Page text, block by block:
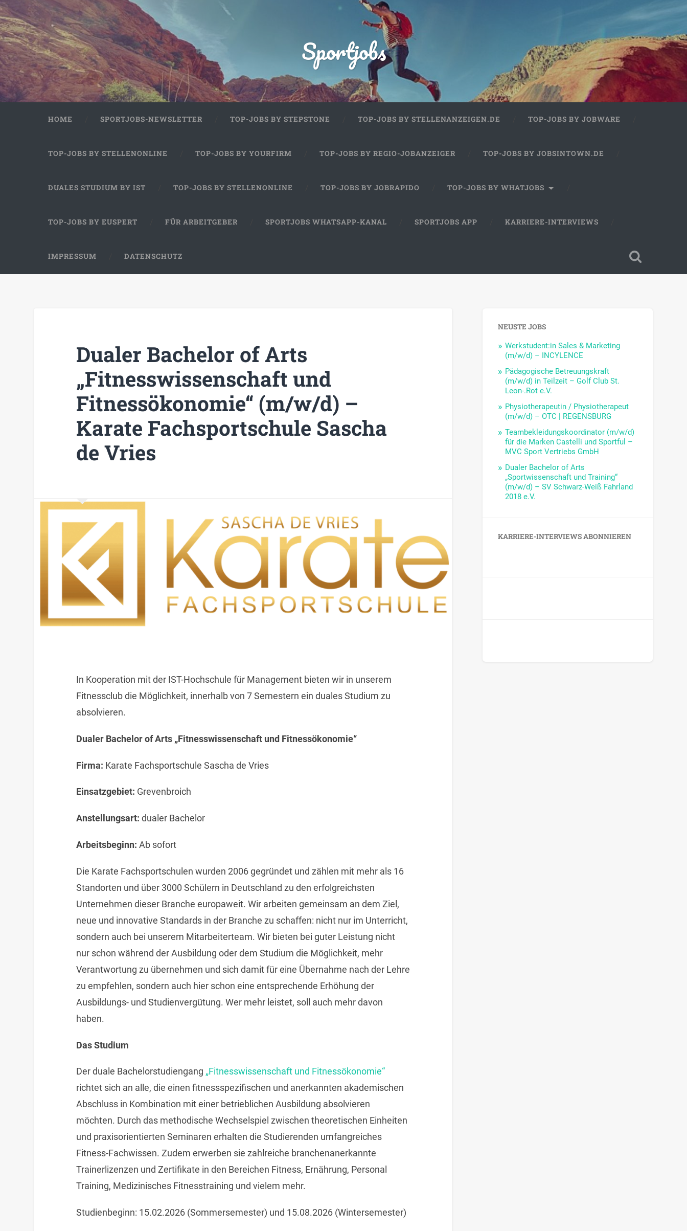
Sportjobs
HOME SPORTJOBS-NEWSLETTER TOP-JOBS BY STEPSTONE TOP-JOBS BY STELLENANZEIGEN.DE TOP-JOBS BY JOBWARE
TOP-JOBS BY STELLENONLINE TOP-JOBS BY YOURFIRM TOP-JOBS BY REGIO-JOBANZEIGER TOP-JOBS BY JOBSINTOWN.DE
DUALES STUDIUM BY IST TOP-JOBS BY STELLENONLINE TOP-JOBS BY JOBRAPIDO TOP-JOBS BY WHATJOBS
TOP-JOBS BY EUSPERT FÜR ARBEITGEBER SPORTJOBS WHATSAPP-KANAL SPORTJOBS APP KARRIERE-INTERVIEWS
IMPRESSUM DATENSCHUTZ
Dualer Bachelor of Arts
„Fitnesswissenschaft und
Fitnessökonomie“ (m/w/d) –
Karate Fachsportschule Sascha
de Vries
In Kooperation mit der IST-Hochschule für Management bieten wir in unserem
Fitnessclub die Möglichkeit, innerhalb von 7 Semestern ein duales Studium zu
absolvieren.
Dualer Bachelor of Arts „Fitnesswissenschaft und Fitnessökonomie“
Firma: Karate Fachsportschule Sascha de Vries
Einsatzgebiet: Grevenbroich
Anstellungsart: dualer Bachelor
Arbeitsbeginn: Ab sofort
Die Karate Fachsportschulen wurden 2006 gegründet und zählen mit mehr als 16
Standorten und über 3000 Schülern in Deutschland zu den erfolgreichsten
Unternehmen dieser Branche europaweit. Wir arbeiten gemeinsam an dem Ziel,
neue und innovative Standards in der Branche zu schaffen: nicht nur im Unterricht,
sondern auch bei unserem Mitarbeiterteam. Wir bieten bei guter Leistung nicht
nur schon während der Ausbildung oder dem Studium die Möglichkeit, mehr
Verantwortung zu übernehmen und sich damit für eine Übernahme nach der Lehre
zu empfehlen, sondern auch hier schon eine entsprechende Erhöhung der
Ausbildungs- und Studienvergütung. Wer mehr leistet, soll auch mehr davon
haben.
Das Studium
Der duale Bachelorstudiengang „Fitnesswissenschaft und Fitnessökonomie“
richtet sich an alle, die einen fitnessspezifischen und anerkannten akademischen
Abschluss in Kombination mit einer betrieblichen Ausbildung absolvieren
möchten. Durch das methodische Wechselspiel zwischen theoretischen Einheiten
und praxisorientierten Seminaren erhalten die Studierenden umfangreiches
Fitness-Fachwissen. Zudem erwerben sie zahlreiche branchenanerkannte
Trainerlizenzen und Zertifikate in den Bereichen Fitness, Ernährung, Personal
Training, Medizinisches Fitnesstraining und vielem mehr.
Studienbeginn: 15.02.2026 (Sommersemester) und 15.08.2026 (Wintersemester)
NEUSTE JOBS
Werkstudent:in Sales & Marketing
(m/w/d) – INCYLENCE
Pädagogische Betreuungskraft
(m/w/d) in Teilzeit – Golf Club St.
Leon-.Rot e.V.
Physiotherapeutin / Physiotherapeut
(m/w/d) – OTC | REGENSBURG
Teambekleidungskoordinator (m/w/d)
für die Marken Castelli und Sportful –
MVC Sport Vertriebs GmbH
Dualer Bachelor of Arts
„Sportwissenschaft und Training“
(m/w/d) – SV Schwarz-Weiß Fahrland
2018 e.V.
KARRIERE-INTERVIEWS ABONNIEREN